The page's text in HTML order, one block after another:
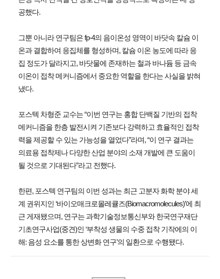
공했다.
그뿐 아니라 연구팀은 fp-4의 음이온성 영역이 바닷속 칼슘 이
온과 결합하여 응집체를 형성하며, 칼슘 이온 농도에 따라 응
집 정도가 달라지고, 바닷물에 존재하는 철과 바나듐 등 금속
이온이 접착 메커니즘에서 중요한 역할을 한다는 사실을 밝혀
냈다.
포스텍 차형준 교수는 “이번 연구는 홍합 단백질 기반의 접착
메커니즘을 한층 발전시켜 기존보다 강력하고 효율적인 접착
력을 제공할 수 있는 가능성을 열었다”라며, “이 연구 결과는
의료용 접착제나 다양한 산업 분야의 소재 개발에 큰 도움이
될 것으로 기대된다”라고 전했다.
한편, 포스텍 연구팀의 이번 성과는 최근 고분자 화학 분야 세
계 권위지인 ‘바이오매크로몰레큘즈(Biomacromolecules)’에 최
근 게재됐으며, 연구는 과학기술정보통신부와 한국연구재단
기초연구사업(중견)인 ‘부착성 생물의 수중 접착 기작에의 이
해: 음성 요소를 통한 상변화 연구’의 일환으로 수행됐다.